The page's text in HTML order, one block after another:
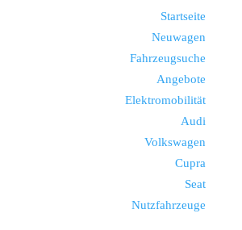
Startseite
Neuwagen
Fahrzeugsuche
Angebote
Elektromobilität
Audi
Volkswagen
Cupra
Seat
Nutzfahrzeuge